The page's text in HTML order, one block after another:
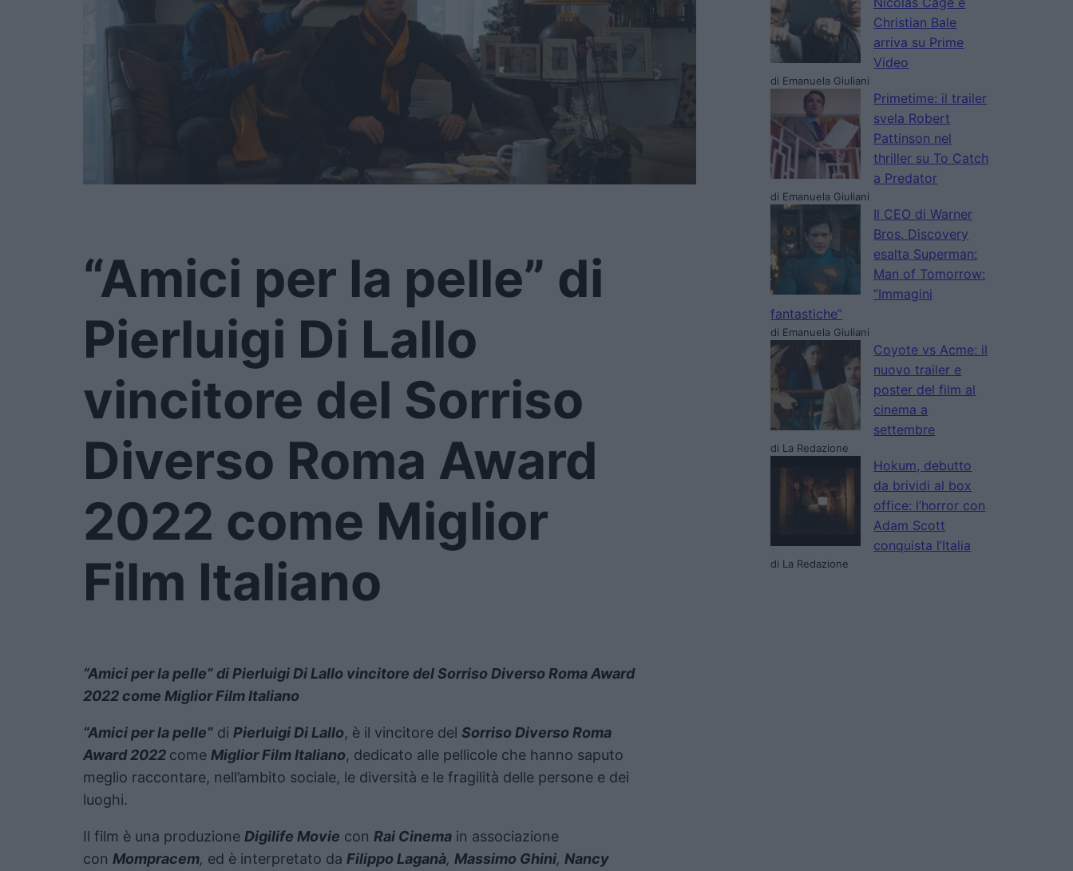
“Amici per la pelle” di
Pierluigi Di Lallo
vincitore del Sorriso
Diverso Roma Award
2022 come Miglior
Film Italiano
“Amici per la pelle” di Pierluigi Di Lallo vincitore del Sorriso Diverso Roma Award
2022 come Miglior Film Italiano
“Amici per la pelle” di Pierluigi Di Lallo, è il vincitore del Sorriso Diverso Roma
Award 2022 come Miglior Film Italiano, dedicato alle pellicole che hanno saputo
meglio raccontare, nell’ambito sociale, le diversità e le fragilità delle persone e dei
luoghi.
Il film è una produzione Digilife Movie con Rai Cinema in associazione
con Mompracem, ed è interpretato da Filippo Laganà, Massimo Ghini, Nancy
Christian Bale
arriva su Prime
Video
di Emanuela Giuliani
Primetime: il trailer
svela Robert
Pattinson nel
thriller su To Catch
a Predator
di Emanuela Giuliani
Il CEO di Warner
Bros. Discovery
esalta Superman:
Man of Tomorrow:
“Immagini
fantastiche”
di Emanuela Giuliani
Coyote vs Acme: il
nuovo trailer e
poster del film al
cinema a
settembre
di La Redazione
Hokum, debutto
da brividi al box
office: l’horror con
Adam Scott
conquista l’Italia
di La Redazione